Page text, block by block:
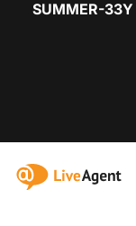
SUMMER-33Y
:site.title